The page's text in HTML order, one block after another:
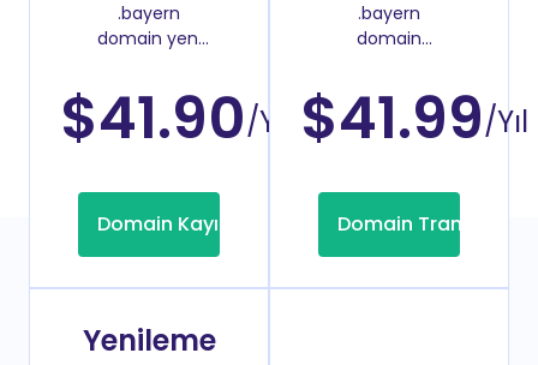
.bayern
domain yeni
$41.90/Yıl
Domain Kayıt
.bayern
domain
$41.99/Yıl
Domain Transfer
Yenileme